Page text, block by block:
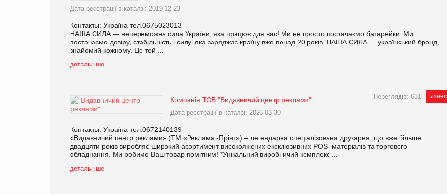
Дата реєстрації в каталзі: 2019-12-23
Контакты: Україна тел.0675023013
НАША СИЛА — непереможна сила України, яка працює для вас! Ми не просто постачаємо батарейки. Ми
постачаємо довіру, стабільність і силу, яка заряджає країну вже понад 20 років. НАША СИЛА — український бренд,
знайомий кожному. Це той ...
детальніше
Переглядів: 631 Бізнес
Компанія ТОВ "Видавничий центр реклами"
Дата реєстрації в каталзі: 2026-03-30
Контакты: Україна тел.0672140139
«Видавничий центр реклами» (ТМ «Реклама -Прінт») – легендарна спеціалізована друкарня, що вже більше
двадцяти років виробляє широкий асортимент високоякісних ексклюзивних POS- матеріалів та торгового
обладнання. Ми робимо Ваш товар помітним! *Унікальний виробничий комплекс ...
детальніше